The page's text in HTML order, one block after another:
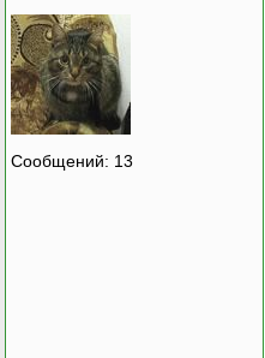
Сообщений: 13